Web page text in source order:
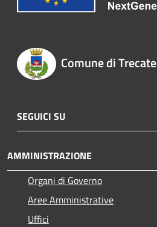
Comune di Trecate
SEGUICI SU
AMMINISTRAZIONE
Organi di Governo
Aree Amministrative
Uffici